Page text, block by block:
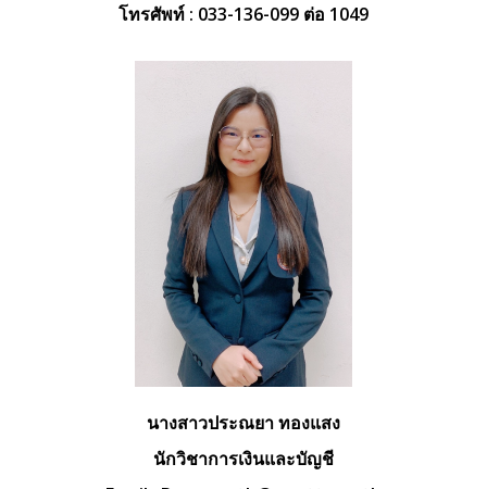
โทรศัพท์ : 033-136-099 ต่อ 1049
นางสาวประณยา ทองแสง
นักวิชาการเงินและบัญชี